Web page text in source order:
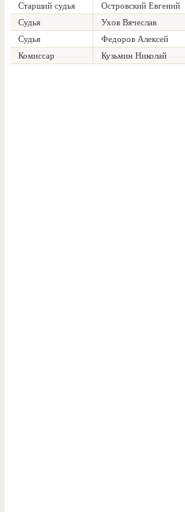
Старший судья
Островский Евгений
Судья
Ухов Вячеслав
Судья
Федоров Алексей
Комиссар
Кузьмин Николай